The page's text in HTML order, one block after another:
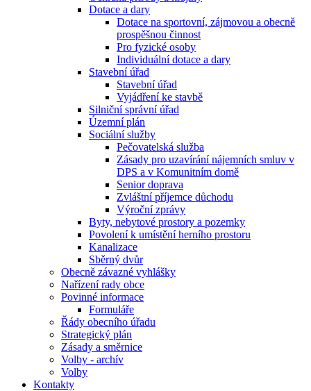
Dotace a dary
Dotace na sportovní, zájmovou a obecně
prospěšnou činnost
Pro fyzické osoby
Individuální dotace a dary
Stavební úřad
Stavební úřad
Vyjádření ke stavbě
Silniční správní úřad
Územní plán
Sociální služby
Pečovatelská služba
Zásady pro uzavírání nájemních smluv v
DPS a v Komunitním domě
Senior doprava
Zvláštní příjemce důchodu
Výroční zprávy
Byty, nebytové prostory a pozemky
Povolení k umístění herního prostoru
Kanalizace
Sběrný dvůr
Obecně závazné vyhlášky
Nařízení rady obce
Povinné informace
Formuláře
Řády obecního úřadu
Strategický plán
Zásady a směrnice
Volby - archív
Volby
Kontakty